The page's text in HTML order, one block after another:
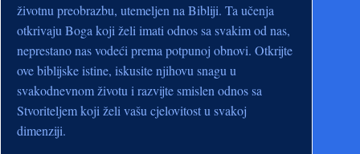
životnu preobrazbu, utemeljen na Bibliji. Ta učenja
otkrivaju Boga koji želi imati odnos sa svakim od nas,
neprestano nas vodeći prema potpunoj obnovi. Otkrijte
ove biblijske istine, iskusite njihovu snagu u
svakodnevnom životu i razvijte smislen odnos sa
Stvoriteljem koji želi vašu cjelovitost u svakoj
dimenziji.